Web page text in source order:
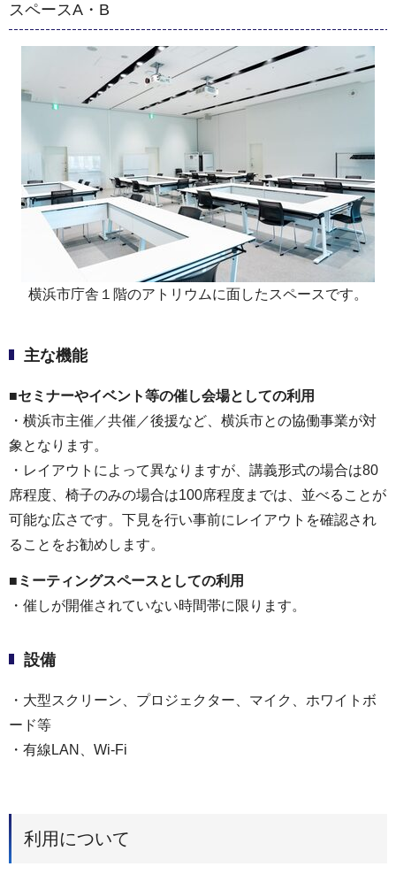
スペースA・B
横浜市庁舎１階のアトリウムに面したスペースです。
主な機能
■セミナーやイベント等の催し会場としての利用
・横浜市主催／共催／後援など、横浜市との協働事業が対
象となります。
・レイアウトによって異なりますが、講義形式の場合は80
席程度、椅子のみの場合は100席程度までは、並べることが
可能な広さです。下見を行い事前にレイアウトを確認され
ることをお勧めします。
■ミーティングスペースとしての利用
・催しが開催されていない時間帯に限ります。
設備
・大型スクリーン、プロジェクター、マイク、ホワイトボ
ード等
・有線LAN、Wi-Fi
利用について